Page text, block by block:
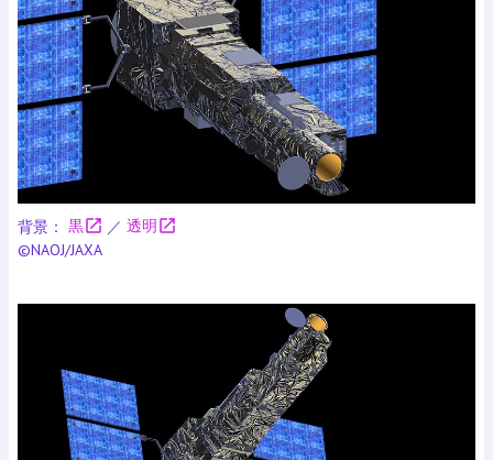
背景： 黒open_in_new ／ 透明open_in_new
©NAOJ/JAXA